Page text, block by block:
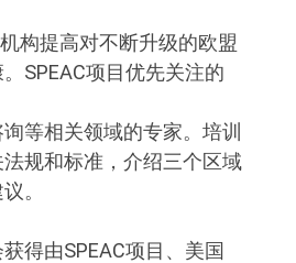
构提高对不断升级的欧盟
SPEAC项目优先关注的
等相关领域的专家。培训
规和标准，介绍三个区域
。
得由SPEAC项目、美国